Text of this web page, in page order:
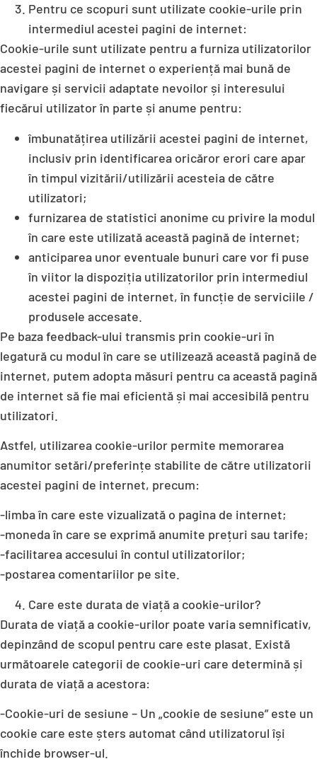
Pentru ce scopuri sunt utilizate cookie-urile prin
intermediul acestei pagini de internet:
Cookie-urile sunt utilizate pentru a furniza utilizatorilor
acestei pagini de internet o experiență mai bună de
navigare și servicii adaptate nevoilor și interesului
fiecărui utilizator în parte și anume pentru:
îmbunatățirea utilizării acestei pagini de internet,
inclusiv prin identificarea oricăror erori care apar
în timpul vizitării/utilizării acesteia de către
utilizatori;
furnizarea de statistici anonime cu privire la modul
în care este utilizată această pagină de internet;
anticiparea unor eventuale bunuri care vor fi puse
în viitor la dispoziția utilizatorilor prin intermediul
acestei pagini de internet, în funcție de serviciile /
produsele accesate.
Pe baza feedback-ului transmis prin cookie-uri în
legatură cu modul în care se utilizează această pagină de
internet, putem adopta măsuri pentru ca această pagină
de internet să fie mai eficientă și mai accesibilă pentru
utilizatori.
Astfel, utilizarea cookie-urilor permite memorarea
anumitor setări/preferințe stabilite de către utilizatorii
acestei pagini de internet, precum:
-limba în care este vizualizată o pagina de internet;
-moneda în care se exprimă anumite prețuri sau tarife;
-facilitarea accesului în contul utilizatorilor;
-postarea comentariilor pe site.
Care este durata de viață a cookie-urilor?
Durata de viață a cookie-urilor poate varia semnificativ,
depinzând de scopul pentru care este plasat. Există
următoarele categorii de cookie-uri care determină și
durata de viață a acestora:
-Cookie-uri de sesiune – Un „cookie de sesiune” este un
cookie care este șters automat când utilizatorul își
închide browser-ul.